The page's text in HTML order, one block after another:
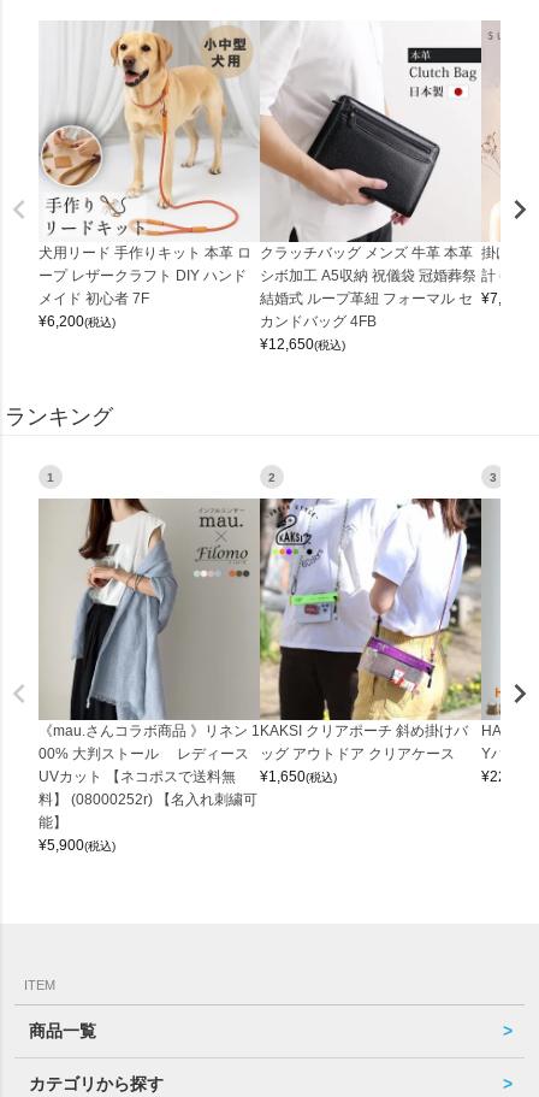
犬用リード 手作りキット 本革 ロ
ープ レザークラフト DIY ハンド
メイド 初心者 7F
¥6,200(税込)
クラッチバッグ メンズ 牛革 本革
シボ加工 A5収納 祝儀袋 冠婚葬祭
結婚式 ループ革紐 フォーマル セ
カンドバッグ 4FB
¥12,650(税込)
掛け時
計
¥7,150
ランキング
1
《mau.さんコラボ商品 》リネン 1
00% 大判ストール レディース
UVカット 【ネコポスで送料無
料】 (08000252r) 【名入れ刺繍可
能】
¥5,900(税込)
2
KAKSI クリアポーチ 斜め掛けバ
ッグ アウトドア クリアケース
¥1,650(税込)
3
Yバッグ
¥22,000
ITEM
商品一覧
カテゴリから探す